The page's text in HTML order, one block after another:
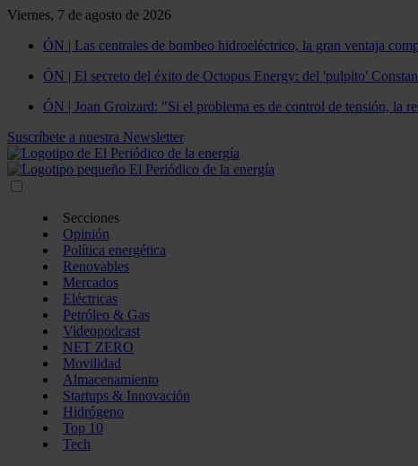
Viernes, 7 de agosto de 2026
ÓN | Las centrales de bombeo hidroeléctrico, la gran ventaja
ÓN | El secreto del éxito de Octopus Energy: del 'pulpito'
ÓN | Joan Groizard: "Si el problema es de control de tensión, la
Suscríbete a nuestra Newsletter
Secciones
Opinión
Política energética
Renovables
Mercados
Eléctricas
Petróleo & Gas
Videopodcast
NET ZERO
Movilidad
Almacenamiento
Startups & Innovación
Hidrógeno
Top 10
Tech